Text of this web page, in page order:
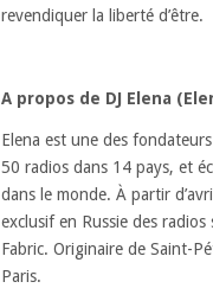
revendiquer la liberté d’être.
A propos de DJ Elena
Elena est une des
50 radios dans 14 pays, et
dans le monde. À partir
exclusif en Russie des
Fabric. Originaire de Saint-
Paris.